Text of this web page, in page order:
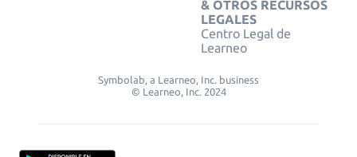
& OTROS RECURSOS
LEGALES
Centro Legal de
Learneo
Symbolab, a Learneo, Inc. business
© Learneo, Inc. 2024